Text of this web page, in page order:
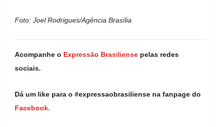
Foto: Joel Rodrigues/Agência Brasília
Acompanhe o Expressão Brasiliense pelas redes
sociais.
Dá um like para o #expressaobrasiliense na fanpage do
Facebook.